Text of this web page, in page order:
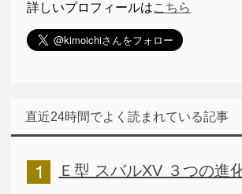
詳しいプロフィールはこちら
直近24時間でよく読まれている記事
Ｅ型 スバルXV ３つの進